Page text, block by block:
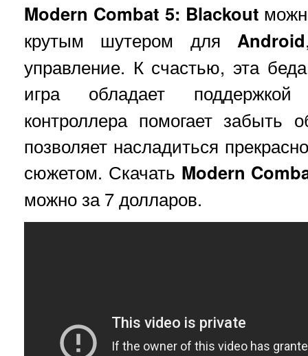
Modern Combat 5: Blackout
крутым шутером для Android
управление. К счастью, эта
игра обладает
контроллера помогает забыть
позволяет насладиться
сюжетом. Скачать Modern
можно за 7 долларов.